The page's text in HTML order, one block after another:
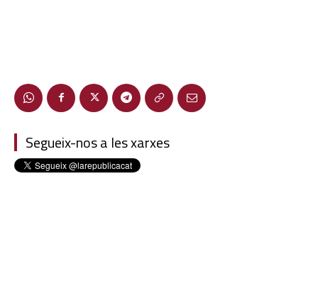
Segueix-nos a les xarxes